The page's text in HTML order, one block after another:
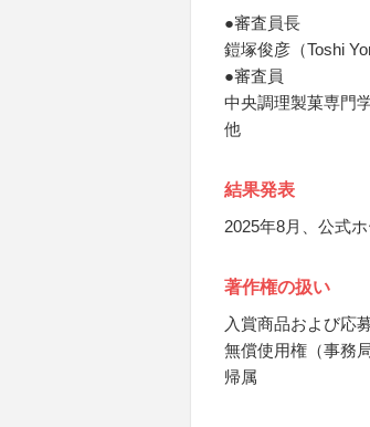
●審査員長
鎧塚俊彦（Toshi
●審査員
中央調理製菓専門
他
結果発表
2025年8月、公式
著作権の扱い
入賞商品および応
無償使用権（事務
帰属